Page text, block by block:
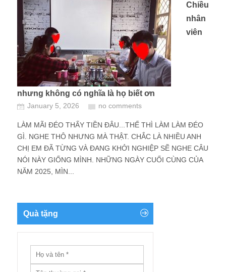
Chiều
nhân
viên
nhưng không có nghĩa là họ biết ơn
January 5, 2026 no comments
LÀM MÃI ĐÉO THẤY TIỀN ĐÂU...THẾ THÌ LÀM LÀM ĐÉO
GÌ. NGHE THÔ NHƯNG MÀ THẬT. CHẮC LÀ NHIỀU ANH
CHỊ EM ĐÃ TỪNG VÀ ĐANG KHỞI NGHIỆP SẼ NGHE CÂU
NÓI NÀY GIỐNG MÌNH. NHỮNG NGÀY CUỐI CÙNG CỦA
NĂM 2025, MÌN...
Quà tặng